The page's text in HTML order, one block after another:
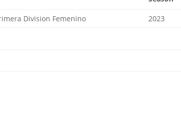
Division Femenino 2023